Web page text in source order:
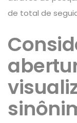
de total de